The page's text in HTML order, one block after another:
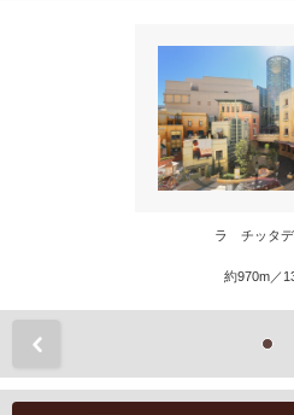
ラ チッタデ
約970m／